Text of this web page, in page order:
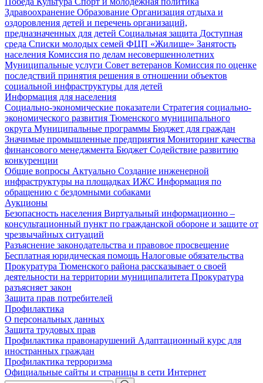
Здравоохранение Образование Организация отдыха и
оздоровления детей и перечень организаций,
предназначенных для детей Социальная защита Доступная
среда Списки молодых семей ФЦП «Жилище» Занятость
населения Комиссия по делам несовершеннолетних
Муниципальные услуги Совет ветеранов Комиссия по оценке
последствий принятия решения в отношении объектов
социальной инфраструктуры для детей
Информация для населения
Социально-экономические показатели Стратегия социально-
экономического развития Тюменского муниципального
округа Муниципальные программы Бюджет для граждан
Значимые промышленные предприятия Мониторинг качества
финансового менеджмента Бюджет Содействие развитию
конкуренции
Общие вопросы Актуально Создание инженерной
инфраструктуры на площадках ИЖС Информация по
обращению с бездомными собаками
Аукционы
Безопасность населения Виртуальный информационно –
консультационный пункт по гражданской обороне и защите от
чрезвычайных ситуаций
Разъяснение законодательства и правовое просвещение
Бесплатная юридическая помощь Налоговые обязательства
Прокуратура Тюменского района рассказывает о своей
деятельности на территории муниципалитета Прокуратура
разъясняет закон
Защита прав потребителей
Профилактика
О персональных данных
Защита трудовых прав
Профилактика правонарушений Адаптационный курс для
иностранных граждан
Профилактика терроризма
Официальные сайты и страницы в сети Интернет